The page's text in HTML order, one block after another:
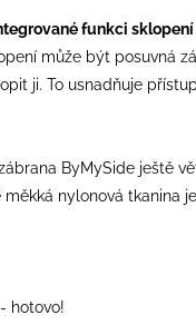
funkci sklopení
může být posuvná
ji. To usnadňuje
ByMySide ještě
nylonová tkanina
hotovo!